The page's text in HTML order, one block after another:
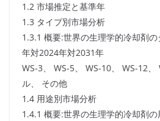
1.2 市場推定と基準年
1.3 タイプ別市場分析
1.3.1 概要:世界の生理学的冷却剤
年対2024年対2031年
WS-3、 WS-5、 WS-10、 WS-12
ル、 その他
1.4 用途別市場分析
1.4.1 概要:世界の生理学的冷却剤